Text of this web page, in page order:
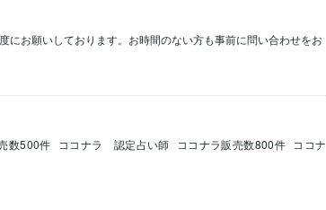
お願いしております。お時間のない方も事前に問い合わせをお
数500件 ココナラ　認定占い師 ココナラ販売数800件 ココナ